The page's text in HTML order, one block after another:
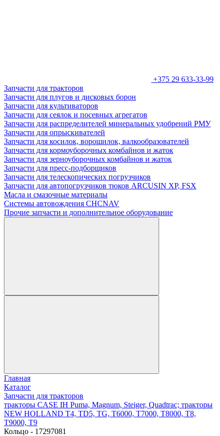
+375 29 633-33-99
Запчасти для тракторов
Запчасти для плугов и дисковых борон
Запчасти для культиваторов
Запчасти для сеялок и посевных агрегатов
Запчасти для распределителей минеральных удобрений РМУ
Запчасти для опрыскивателей
Запчасти для косилок, ворошилок, валкообразователей
Запчасти для кормоуборочных комбайнов и жаток
Запчасти для зерноуборочных комбайнов и жаток
Запчасти для пресс-подборщиков
Запчасти для телескопических погрузчиков
Запчасти для автопогрузчиков тюков ARCUSIN XP, FSX
Масла и смазочные материалы
Системы автовождения CHCNAV
Прочие запчасти и дополнительное оборудование
Главная
Каталог
Запчасти для тракторов
тракторы CASE IH Puma, Magnum, Steiger, Quadtrac; тракторы
NEW HOLLAND T4, TD5, TG, T6000, T7000, T8000, T8,
T9000, T9
Кольцо - 17297081